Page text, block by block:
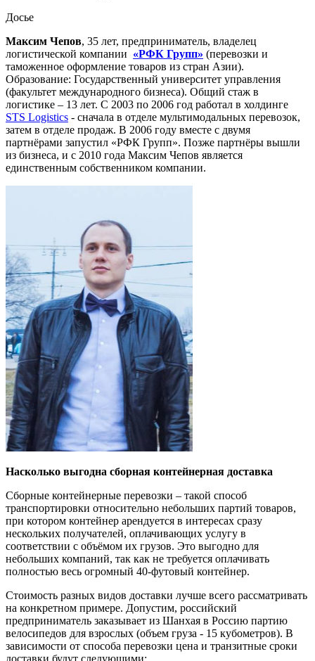
Досье
Максим Чепов, 35 лет, предприниматель, владелец
логистической компании «РФК Групп» (перевозки и
таможенное оформление товаров из стран Азии).
Образование: Государственный университет управления
(факультет международного бизнеса). Общий стаж в
логистике – 13 лет. С 2003 по 2006 год работал в холдинге
STS Logistics - сначала в отделе мультимодальных перевозок,
затем в отделе продаж. В 2006 году вместе с двумя
партнёрами запустил «РФК Групп». Позже партнёры вышли
из бизнеса, и с 2010 года Максим Чепов является
единственным собственником компании.
Насколько выгодна сборная контейнерная доставка
Сборные контейнерные перевозки – такой способ
транспортировки относительно небольших партий товаров,
при котором контейнер арендуется в интересах сразу
нескольких получателей, оплачивающих услугу в
соответствии с объёмом их грузов. Это выгодно для
небольших компаний, так как не требуется оплачивать
полностью весь огромный 40-футовый контейнер.
Стоимость разных видов доставки лучше всего рассматривать
на конкретном примере. Допустим, российский
предприниматель заказывает из Шанхая в Россию партию
велосипедов для взрослых (объем груза - 15 кубометров). В
зависимости от способа перевозки цена и транзитные сроки
доставки будут следующими: